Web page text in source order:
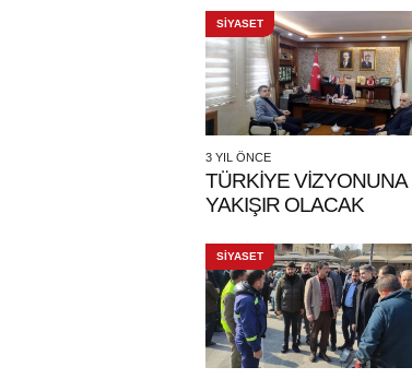
SİYASET
3 YIL ÖNCE
TÜRKİYE VİZYONUNA
YAKIŞIR OLACAK
SİYASET